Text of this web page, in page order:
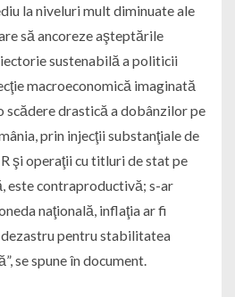
la niveluri mult diminuate ale
să ancoreze aşteptările
sustenabilă a politicii
macroeconomică imaginată
drastică a dobânzilor pe
prin injecţii substanţiale de
şi operaţii cu titluri de stat pe
este contraproductivă; s-ar
naţională, inflaţia ar fi
pentru stabilitatea
se spune în document.